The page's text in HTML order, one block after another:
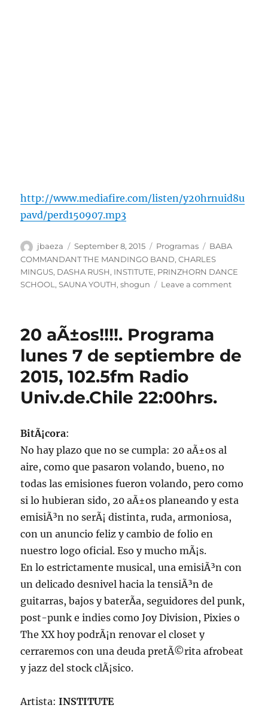
http://www.mediafire.com/listen/y20hrnuid8u
pavd/perd150907.mp3
Author
jbaeza
Posted
on
September 8, 2015 Categories
Programas Tags
BABA
COMMANDANT THE MANDINGO BAND,CHARLES
MINGUS, DASHA RUSH, INSTITUTE, PRINZHORN DANCE
SCHOOL ,SAUNA YOUTH,shogun Leave a commenton
NÂ°20
20 aÃ±os!!!!. Programa
lunes 7 de septiembre de
2015, 102.5fm Radio
Univ.de.Chile 22:00hrs.
BitÃ¡cora:
No hay plazo que no se cumpla: 20 aÃ±os al
aire, como que pasaron volando, bueno, no
todas las emisiones fueron volando, pero como
si lo hubieran sido, 20 aÃ±os planeando y esta
emisiÃ³n no serÃ¡ distinta, ruda, armoniosa,
con un anuncio feliz y cambio de folio en
nuestro logo oficial. Eso y mucho mÃ¡s.
En lo estrictamente musical, una emisiÃ³n con
un delicado desnivel hacia la tensiÃ³n de
guitarras, bajos y baterÃ­a, seguidores del punk,
post-punk e indies como Joy Division, Pixies o
The XX hoy podrÃ¡n renovar el closet y
cerraremos con una deuda pretÃ©rita afrobeat
y jazz del stock clÃ¡sico.
Artista:INSTITUTE